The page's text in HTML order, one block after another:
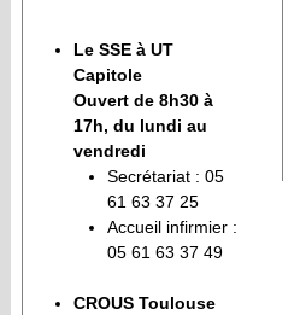
Le SSE à UT
Capitole
Ouvert de 8h30 à
17h, du lundi au
vendredi
Secrétariat : 05
61 63 37 25
Accueil infirmier :
05 61 63 37 49
CROUS Toulouse